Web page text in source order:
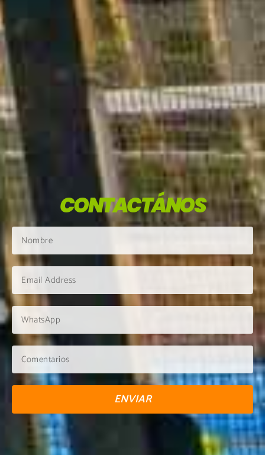
CONTACTÁNOS
ENVIAR